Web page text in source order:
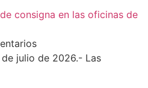
consigna en las oficinas de
julio de 2026.- Las